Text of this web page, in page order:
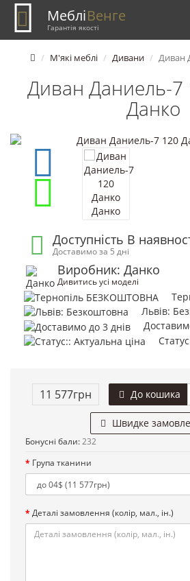
МебліВенге
Гарантія якості
М'які меблі Дивани Диван
Диван Даниель-7
Данко
Доступність В
Доставимо за 5 дні
Виробник: Данко
Дивитись усі моделі
Львів:
11 577грн До кошика
Швидке
Бонусні бали: 232
Група тканини
Деталі замовлення (колір, мал., ін.)